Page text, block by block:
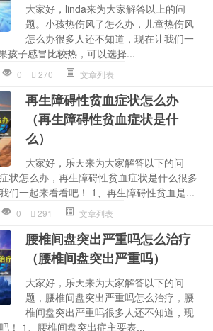
大家好，linda来为大家解答以上的问
题。小孩热伤风了怎么办，儿童热伤风
怎么办很多人还不知道，现在让我们一
孩子感冒比较热，可以选择...
0 270 文章列表
再生障碍性贫血症状怎么办
（再生障碍性贫血症状是什
么）
大家好，乐天来为大家解答以下的问
状怎么办，再生障碍性贫血症状是什么很多
们一起来看看吧！ 1、再生障碍性贫血是...
0 291 文章列表
腰椎间盘突出严重吗怎么治疗
（腰椎间盘突出严重吗）
大家好，乐天来为大家解答以下的问
题，腰椎间盘突出严重吗怎么治疗，腰
椎间盘突出严重吗很多人还不知道，现
！ 1、腰椎间盘突出症主要表...